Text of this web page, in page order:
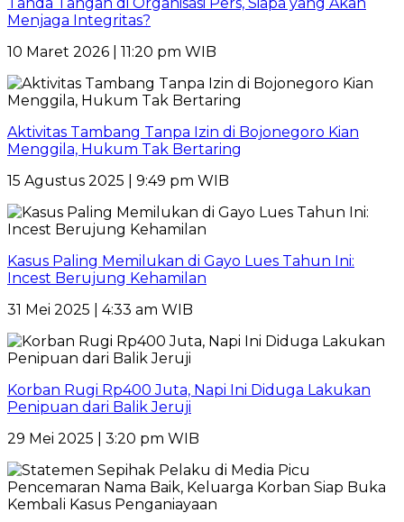
Menjaga Integritas?
10 Maret 2026 | 11:20 pm WIB
Aktivitas Tambang Tanpa Izin di Bojonegoro Kian
Menggila, Hukum Tak Bertaring
15 Agustus 2025 | 9:49 pm WIB
Kasus Paling Memilukan di Gayo Lues Tahun Ini:
Incest Berujung Kehamilan
31 Mei 2025 | 4:33 am WIB
Korban Rugi Rp400 Juta, Napi Ini Diduga Lakukan
Penipuan dari Balik Jeruji
29 Mei 2025 | 3:20 pm WIB